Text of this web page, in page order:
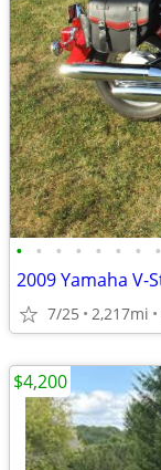
• • • • • • • •
7/25 2,217mi
$4,200